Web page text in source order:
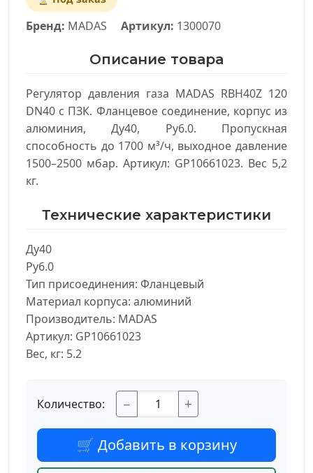
Бренд: MADAS Артикул: 1300070
Описание товара
Регулятор давления газа MADAS RBH40Z 120
DN40 с ПЗК. Фланцевое соединение, корпус из
алюминия, Ду40, Py6.0. Пропускная
способность до 1700 м³/ч, выходное давление
1500–2500 мбар. Артикул: GP10661023. Вес 5,2
кг.
Технические характеристики
Ду40
Py6.0
Тип присоединения: Фланцевый
Материал корпуса: алюминий
Производитель: MADAS
Артикул: GP10661023
Вес, кг: 5.2
Количество: − +
🛒 Добавить в корзину